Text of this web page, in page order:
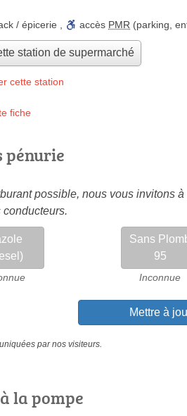
/ épicerie accès PMR (parking,
station de supermarché
cette station
fiche
pénurie
possible, nous vous invitons
conducteurs.
Sans
95
Inconnue
Mettre à
par nos visiteurs.
la pompe